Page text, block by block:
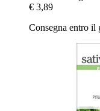
€ 3,89
Consegna entro il